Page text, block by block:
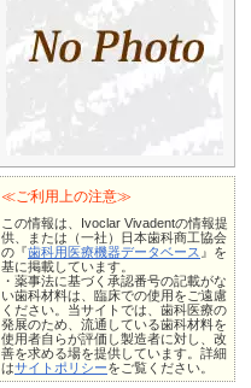
≪ご利用上の注意≫
この情報は、Ivoclar Vivadentの情報提
供、または（一社）日本歯科商工協会
の『歯科用医療機器データベース 』を
基に掲載しています。
・薬事法に基づく承認番号の記載がな
い歯科材料は、臨床での使用をご遠慮
ください。当サイトでは、歯科医療の
発展のため、流通している歯科材料を
使用者自らが評価し製造者に対し、改
善を求める場を提供しています。詳細
はサイトポリシーをご覧ください。